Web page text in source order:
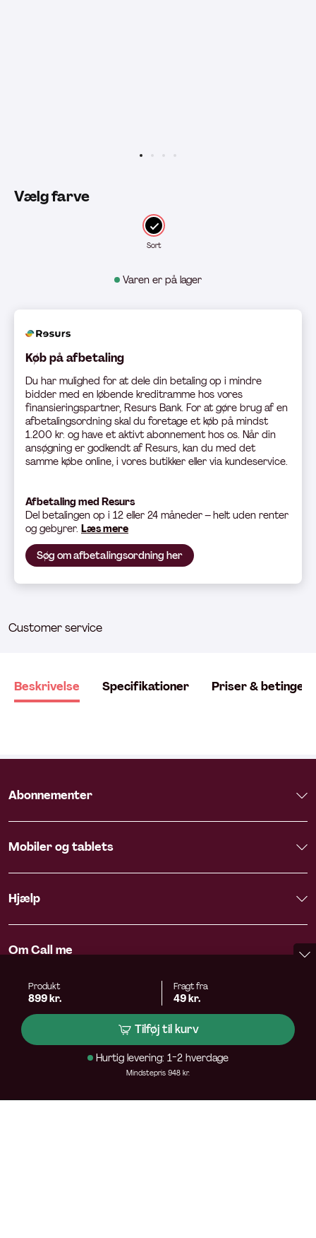
Varen er på lager
Vælg farve
Sort
Køb på afbetaling
Du har mulighed for at dele din betaling op i mindre
bidder med en løbende kreditramme hos vores
finansieringspartner, Resurs Bank. For at gøre brug af en
afbetalingsordning skal du foretage et køb på mindst
1.200 kr. og have et aktivt abonnement hos os. Når din
ansøgning er godkendt af Resurs, kan du med det
samme købe online, i vores butikker eller via kundeservice.
Afbetaling med Resurs
Del betalingen op i 12 eller 24 måneder – helt uden renter
og gebyrer. Læs mere
Søg om afbetalingsordning her
Customer service
Beskrivelse Specifikationer Priser &
Produkt
899 kr.
Fragt fra
49 kr.
Tilføj til kurv
Hurtig levering: 1-2 hverdage
Mindstepris 948 kr.
Abonnementer
Mobiler og tablets
Hjælp
Om Call me
Tilmeld nyhedsbrev
Call me, Norlys Telco A/S